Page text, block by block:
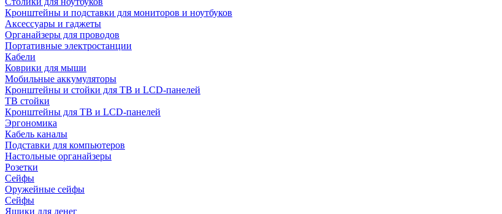
Кронштейны и подставки для мониторов и ноутбуков
Аксессуары и гаджеты
Органайзеры для проводов
Портативные электростанции
Кабели
Коврики для мыши
Мобильные аккумуляторы
Кронштейны и стойки для ТВ и LCD-панелей
ТВ стойки
Кронштейны для ТВ и LCD-панелей
Эргономика
Кабель каналы
Подставки для компьютеров
Настольные органайзеры
Розетки
Сейфы
Оружейные сейфы
Сейфы
Ящики для денег